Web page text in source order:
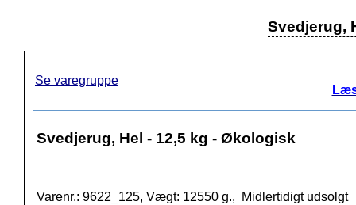
Svedjerug,
Se varegruppe
Svedjerug, Hel - 12,5 kg - Økologisk
Varenr.: 9622_125, Vægt: 12550 g.,
Midlertidigt udsolgt